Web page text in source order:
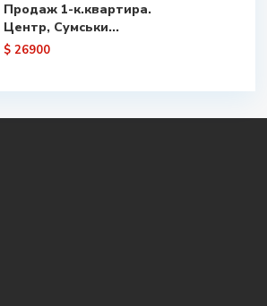
Продаж 1-к.квартира.
Центр, Сумськи...
$ 26900